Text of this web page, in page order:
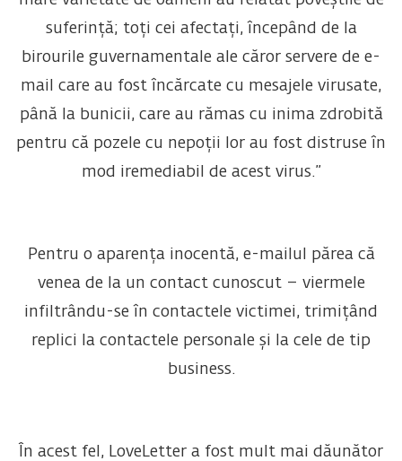
suferință; toți cei afectați, începând de la
birourile guvernamentale ale căror servere de e-
mail care au fost încărcate cu mesajele virusate,
până la bunicii, care au rămas cu inima zdrobită
pentru că pozele cu nepoții lor au fost distruse în
mod iremediabil de acest virus.”
Pentru o aparența inocentă, e-mailul părea că
venea de la un contact cunoscut – viermele
infiltrându-se în contactele victimei, trimițând
replici la contactele personale și la cele de tip
business.
În acest fel, LoveLetter a fost mult mai dăunător